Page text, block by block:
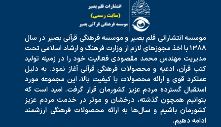
موسسه انتشاراتی قلم بصیر و موسسه فرهنگی قرآنی بصیر در سال
۱۳۸۸ با اخذ مجوزهای لازم از وزارت فرهنگ و ارشاد اسلامی تحت
مدیریت مهندس محمد مقصودی فعالیت خود را در زمینه تولید
کتب قرآن، ادعیه و محصولات فرهنگی قرآنی آغاز نمود. به دلیل
عملکرد قوی و ارائه محصولات با کیفیت بالا، این مجموعه مورد
استقبال گسترده مردم عزیز کشورمان قرار گرفت. امید است که
بتوانیم همچون گذشته، درخشان و موثر در خدمت مردم عزیز
کشورمان باشیم و سال‌ها به ارائه محصولات فرهنگی ارزشمند
ادامه دهیم.